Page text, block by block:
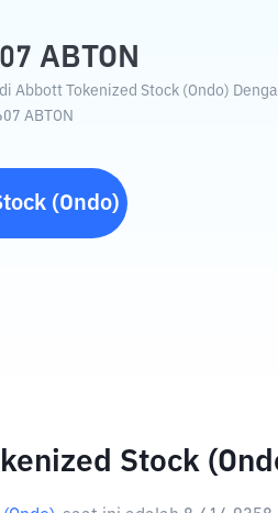
ABTON
Abbott Tokenized Stock (Ondo)
ABTON
(Ondo)
Stock